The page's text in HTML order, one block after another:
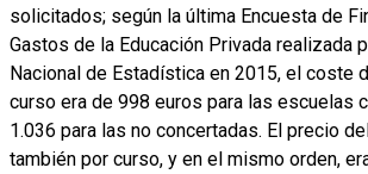
solicitados; según la última Encuesta de
Gastos de la Educación Privada realizada
Nacional de Estadística en 2015, el coste
curso era de 998 euros para las escuelas
1.036 para las no concertadas. El precio
también por curso, y en el mismo orden,